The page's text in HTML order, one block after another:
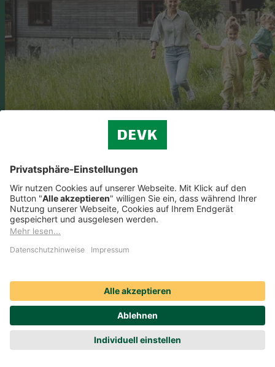
Photovoltaikanlage versichern
welche Kosten auf Sie zukommen und wie Sie Ihre Solaranlage
optimal versichern.
Zum Ratgeber
Ihr Draht zu uns
Gebührenfrei aus dem deutschen Telefonnetz.
Beratung finden
Chat Montag bis Freitag 10:00 bis 18:00 Uhr (außer an
Jetzt finden, was Sie suchen